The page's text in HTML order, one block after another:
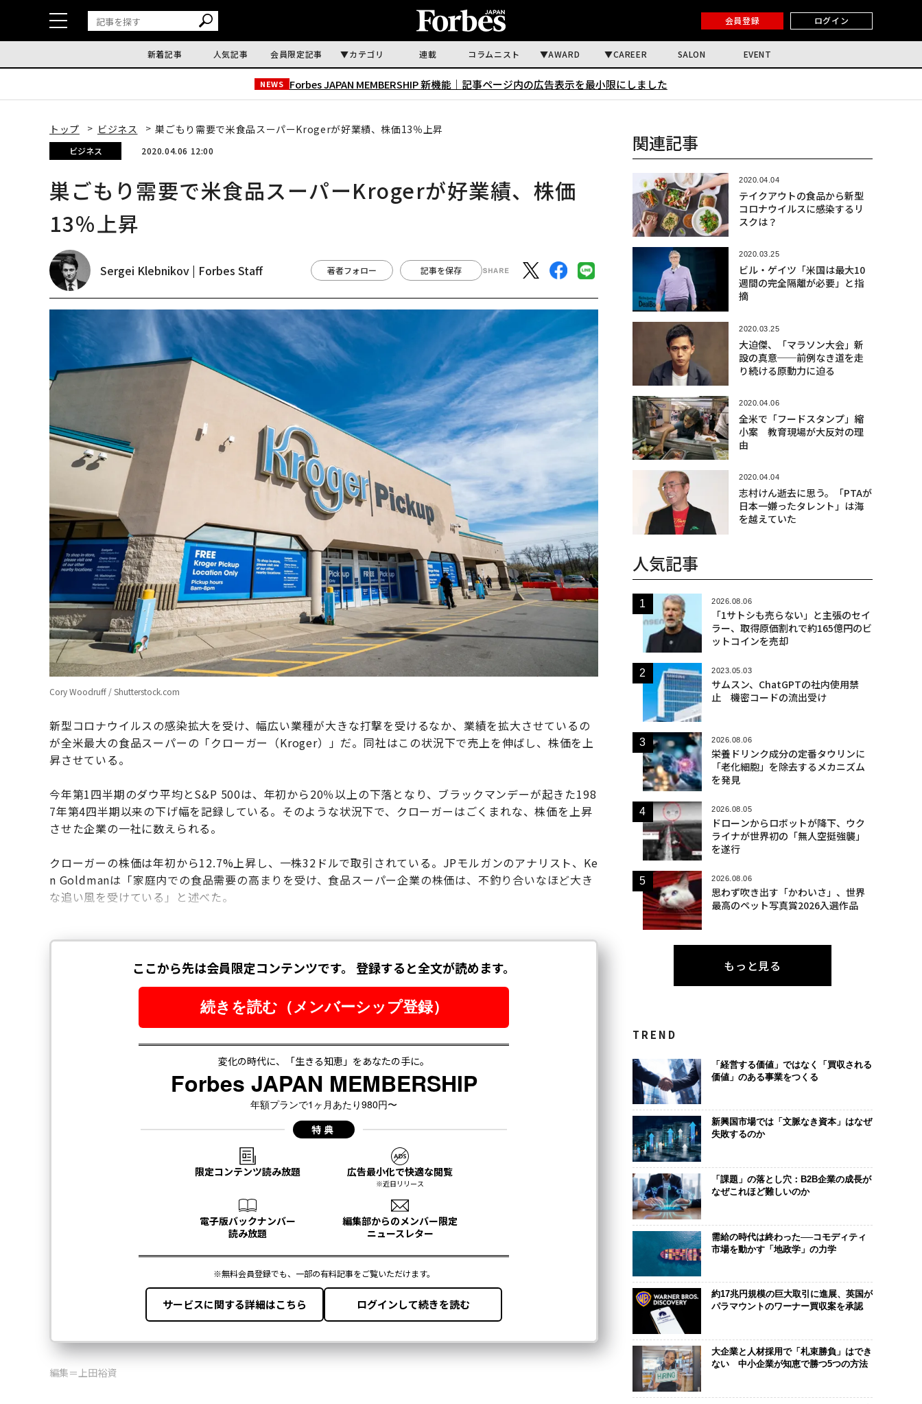
会員登録 ログイン
新着記事 人気記事 会員限定記事 カテゴリ 連載 コラムニスト AWARD CAREER SALON EVENT
NEWS Forbes JAPAN MEMBERSHIP 新機能｜ 記事ページ内の広告表示を最小限にしました
トップ ビジネス 巣ごもり需要で米食品スーパーKrogerが好業績、株価13％上昇
ビジネス 2020.04.06 12:00
巣ごもり需要で米食品スーパーKrogerが好業績、株価
13％上昇
Sergei Klebnikov | Forbes Staff 著者フォロー 記事を保存
Cory Woodruff / Shutterstock.com
新型コロナウイルスの感染拡大を受け、幅広い業種が大きな打撃を受けるなか、業績を拡大させているの
が全米最大の食品スーパーの「クローガー（Kroger）」だ。同社はこの状況下で売上を伸ばし、株価を上
昇させている。
今年第1四半期のダウ平均とS&P 500は、年初から20％以上の下落となり、ブラックマンデーが起きた198
7年第4四半期以来の下げ幅を記録している。そのような状況下で、クローガーはごくまれな、株価を上昇
させた企業の一社に数えられる。
クローガーの株価は年初から12.7%上昇し、一株32ドルで取引されている。JPモルガンのアナリスト、Ke
n Goldmanは「家庭内での食品需要の高まりを受け、食品スーパー企業の株価は、不釣り合いなほど大き
な追い風を受けている」と述べた。
編集＝上田裕資
関連記事
2020.04.04
テイクアウトの食品から新型
コロナウイルスに感染するリ
スクは？
2020.03.25
ビル・ゲイツ「米国は最大10
週間の完全隔離が必要」と指
摘
2020.03.25
大迫傑、「マラソン大会」新
設の真意──前例なき道を走
り続ける原動力に迫る
2020.04.06
全米で「フードスタンプ」縮
小案 教育現場が大反対の理
由
2020.04.04
志村けん逝去に思う。「PTAが
日本一嫌ったタレント」は海
を越えていた
人気記事
2026.08.06
「1サトシも売らない」と主張のセイ
ラー、取得原価割れで約165億円のビ
ットコインを売却
2023.05.03
サムスン、ChatGPTの社内使用禁
止 機密コードの流出受け
2026.08.06
栄養ドリンク成分の定番タウリンに
「老化細胞」を除去するメカニズム
を発見
2026.08.05
ドローンからロボットが降下、ウク
ライナが世界初の「無人空挺強襲」
を遂行
2026.08.06
思わず吹き出す「かわいさ」、世界
最高のペット写真賞2026入選作品
もっと見る
TREND
「経営する価値」ではなく「買収される
価値」のある事業をつくる
新興国市場では「文脈なき資本」はなぜ
失敗するのか
「課題」の落とし穴：B2B企業の成長が
なぜこれほど難しいのか
需給の時代は終わった──コモディティ
市場を動かす「地政学」の力学
約17兆円規模の巨大取引に進展、英国が
パラマウントのワーナー買収案を承認
大企業と人材採用で「札束勝負」はでき
ない 中小企業が知恵で勝つ5つの方法